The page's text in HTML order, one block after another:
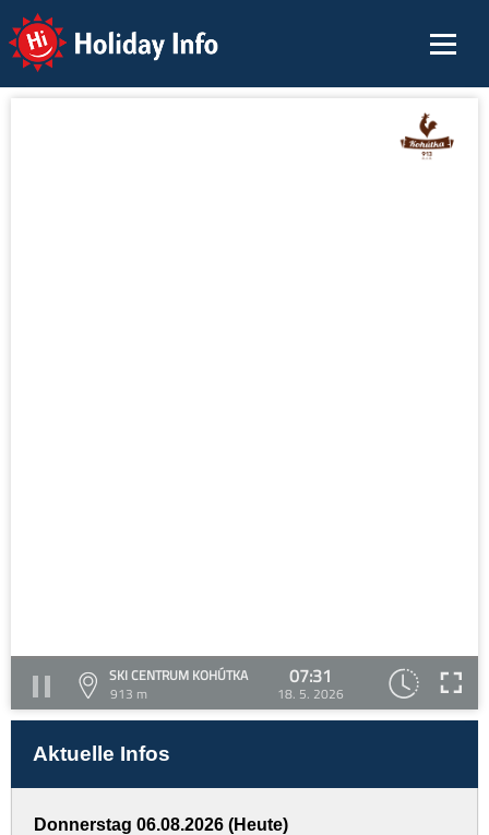
Holiday Info
SKI CENTRUM KOHÚTKA
913 m
07:31
18. 5. 2026
Aktuelle Infos
Donnerstag 06.08.2026 (Heute)